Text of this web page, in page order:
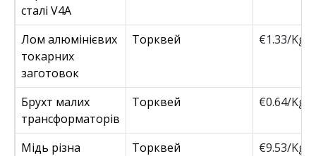
сталі V4A
Лом алюмінієвих
токарних
заготовок
Торквей €1.33/Kg
Брухт малих
трансформаторів
Торквей €0.64/Kg
Мідь різна
Торквей €9.53/Kg